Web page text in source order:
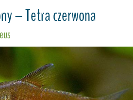
– Tetra czerwona